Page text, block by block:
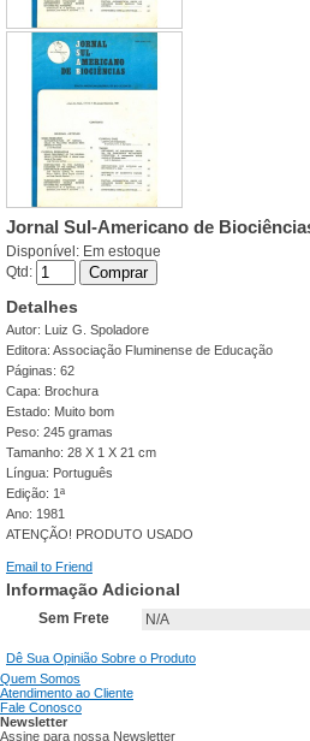
Jornal Sul-Americano de
Disponível: Em estoque
Qtd: Comprar
Detalhes
Autor: Luiz G. Spoladore
Editora: Associação Fluminense de Educação
Páginas: 62
Capa: Brochura
Estado: Muito bom
Peso: 245 gramas
Tamanho: 28 X 1 X 21 cm
Língua: Português
Edição: 1ª
Ano: 1981
ATENÇÃO! PRODUTO USADO
Email to Friend
Informação Adicional
Sem Frete N/A
Dê Sua Opinião Sobre o Produto
Quem Somos
Atendimento ao Cliente
Fale Conosco
Newsletter
Assine para nossa Newsletter